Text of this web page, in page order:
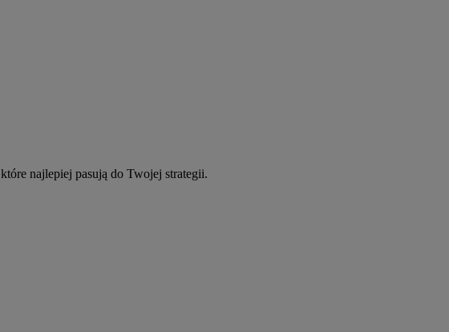
najlepiej pasują do Twojej strategii.